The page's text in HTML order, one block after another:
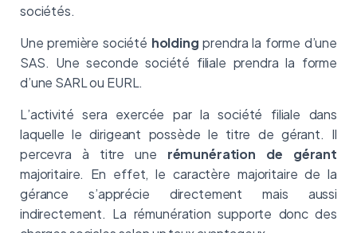
sociétés.
Une première société holding prendra la forme d’une
SAS. Une seconde société filiale prendra la forme
d’une SARL ou EURL.
L’activité sera exercée par la société filiale dans
laquelle le dirigeant possède le titre de gérant. Il
percevra à titre une rémunération
de gérant
majoritaire. En effet, le caractère majoritaire de la
gérance s’apprécie directement mais aussi
indirectement. La rémunération supporte donc des